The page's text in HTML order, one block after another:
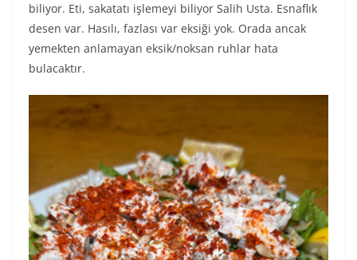
biliyor. Eti, sakatatı işlemeyi biliyor Salih Usta. Esnaflık
desen var. Hasılı, fazlası var eksiği yok. Orada ancak
yemekten anlamayan eksik/noksan ruhlar hata
bulacaktır.